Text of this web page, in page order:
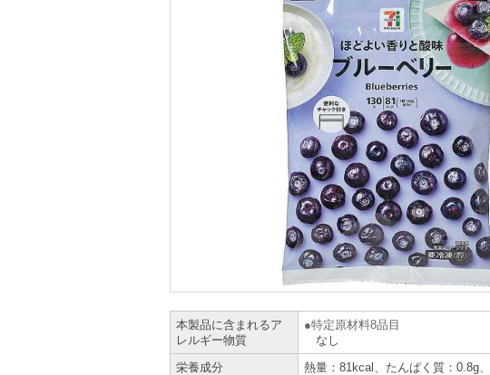
本製品に含まれるア
レルギー物質
特定原材料8品目
なし
栄養成分
熱量：81kcal、たんぱく質：0.8g